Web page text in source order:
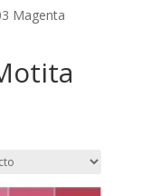
Magenta